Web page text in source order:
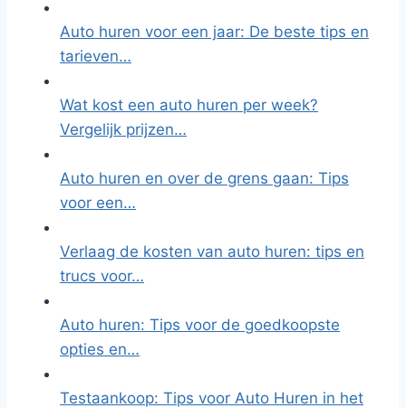
Auto huren voor een jaar: De beste tips en
tarieven…
Wat kost een auto huren per week?
Vergelijk prijzen…
Auto huren en over de grens gaan: Tips
voor een…
Verlaag de kosten van auto huren: tips en
trucs voor…
Auto huren: Tips voor de goedkoopste
opties en…
Testaankoop: Tips voor Auto Huren in het